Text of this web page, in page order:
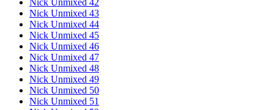
Nick Unmixed 42
Nick Unmixed 43
Nick Unmixed 44
Nick Unmixed 45
Nick Unmixed 46
Nick Unmixed 47
Nick Unmixed 48
Nick Unmixed 49
Nick Unmixed 50
Nick Unmixed 51